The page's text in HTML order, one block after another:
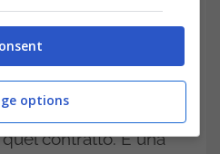
di essere
fasce orarie. Si
ma vincolante
contratto. È una
options